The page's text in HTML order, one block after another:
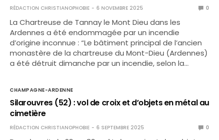
RÉDACTION CHRISTIANOPHOBIE 6 NOVEMBRE 2025 0
La Chartreuse de Tannay le Mont Dieu dans les
Ardennes a été endommagée par un incendie
d’origine inconnue : “Le bâtiment principal de l’ancien
monastère de la chartreuse du Mont-Dieu (Ardennes)
a été détruit dimanche par un incendie, selon la…
CHAMPAGNE-ARDENNE
Silarouvres (52) : vol de croix et d’objets en métal au
cimetière
RÉDACTION CHRISTIANOPHOBIE 6 SEPTEMBRE 2025 0